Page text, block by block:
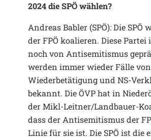
2024 die SPÖ wählen?
Andreas Babler (SPÖ): Die SPÖ
der FPÖ koalieren. Diese
noch von Antisemitismus
werden immer wieder Fälle von
Wiederbetätigung und NS-
bekannt. Die ÖVP hat in
der Mikl-Leitner/Landbauer-
dass der Antisemitismus der
Linie für sie ist. Die SPÖ ist die